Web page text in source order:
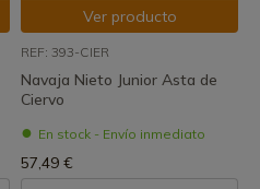
Ver producto
REF: 393-CIER
Navaja Nieto Junior Asta de
Ciervo
En stock - Envío inmediato
57,49 €